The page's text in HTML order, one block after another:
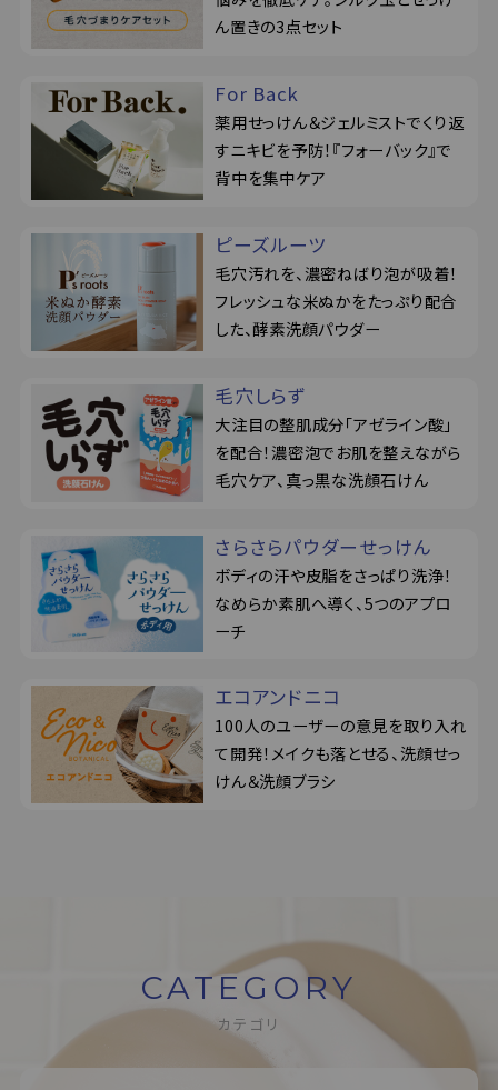
ん置きの3点セット
For Back
薬用せっけん＆ジェルミストでくり返
すニキビを予防！『フォーバック』で
背中を集中ケア
ピーズルーツ
毛穴汚れを、濃密ねばり泡が吸着！
フレッシュな米ぬかをたっぷり配合
した、酵素洗顔パウダー
毛穴しらず
大注目の整肌成分「アゼライン酸」
を配合！濃密泡でお肌を整えながら
毛穴ケア、真っ黒な洗顔石けん
さらさらパウダーせっけん
ボディの汗や皮脂をさっぱり洗浄！
なめらか素肌へ導く、5つのアプロ
ーチ
エコアンドニコ
100人のユーザーの意見を取り入れ
て開発！メイクも落とせる、洗顔せっ
けん＆洗顔ブラシ
CATEGORY
カテゴリ